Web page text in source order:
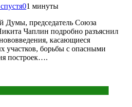
01 минуты
Думы, председатель Союза
Чаплин подробно разъяснил
касающиеся
участков, борьбы с опасными
построек….